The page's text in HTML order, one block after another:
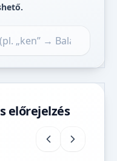
előrejelzés